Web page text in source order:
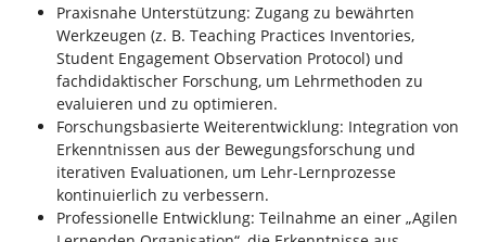
Praxisnahe Unterstützung: Zugang zu bewährten
Werkzeugen (z. B. Teaching Practices Inventories,
Student Engagement Observation Protocol) und
fachdidaktischer Forschung, um Lehrmethoden zu
evaluieren und zu optimieren.
Forschungsbasierte Weiterentwicklung: Integration von
Erkenntnissen aus der Bewegungsforschung und
iterativen Evaluationen, um Lehr-Lernprozesse
kontinuierlich zu verbessern.
Professionelle Entwicklung: Teilnahme an einer „Agilen